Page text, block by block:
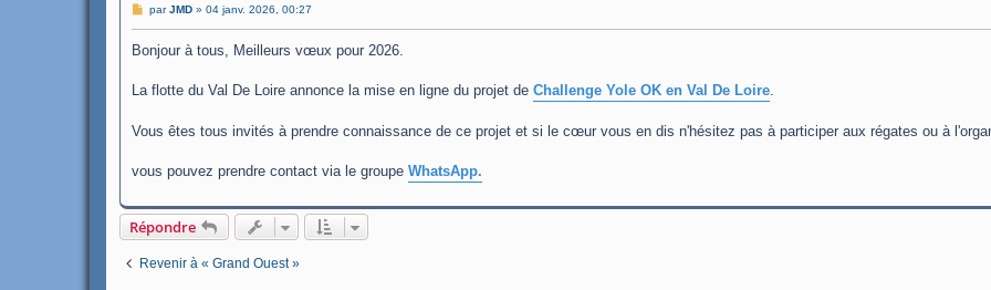
M
s
e
parJMD» 04 janv. 2026, 00:27
Bonjour à tous, Meilleurs vœux pour 2026.
La flotte du Val De Loire annonce la mise en ligne du projet de Challenge Yole OK en Val De Loire
Vous êtes tous invités à prendre connaissance de ce projet et si le cœur vous en dis n'hésitez pas à participer aux régates ou à
vous pouvez prendre contact via le groupe WhatsApp.
Répondre
Revenir à « Grand Ouest »